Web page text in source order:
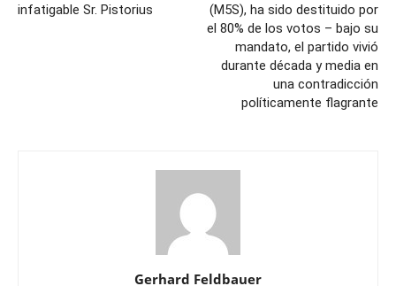
infatigable Sr. Pistorius
(M5S), ha sido destituido por
el 80% de los votos – bajo su
mandato, el partido vivió
durante década y media en
una contradicción
políticamente flagrante
Gerhard Feldbauer